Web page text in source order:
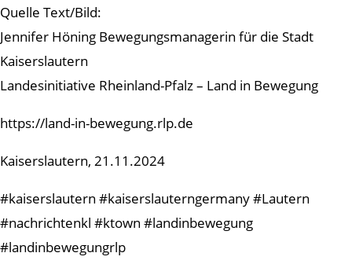
Quelle Text/Bild:
Jennifer Höning Bewegungsmanagerin für die Stadt
Kaiserslautern
Landesinitiative Rheinland-Pfalz – Land in Bewegung
https://land-in-bewegung.rlp.de
Kaiserslautern, 21.11.2024
#kaiserslautern #kaiserslauterngermany #Lautern
#nachrichtenkl #ktown #landinbewegung
#landinbewegungrlp